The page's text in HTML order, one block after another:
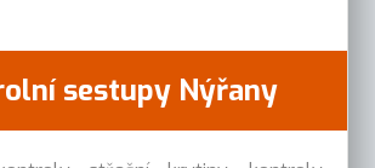
sestupy Nýřany